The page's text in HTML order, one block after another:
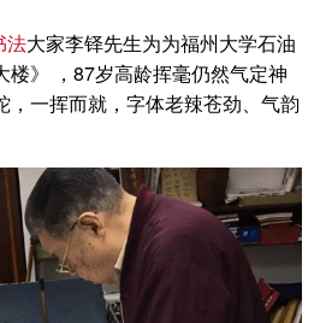
法大家李铎先生为为福州大学石油
楼》 ，87岁高龄挥毫仍然气定神
，一挥而就，字体老辣苍劲、气韵